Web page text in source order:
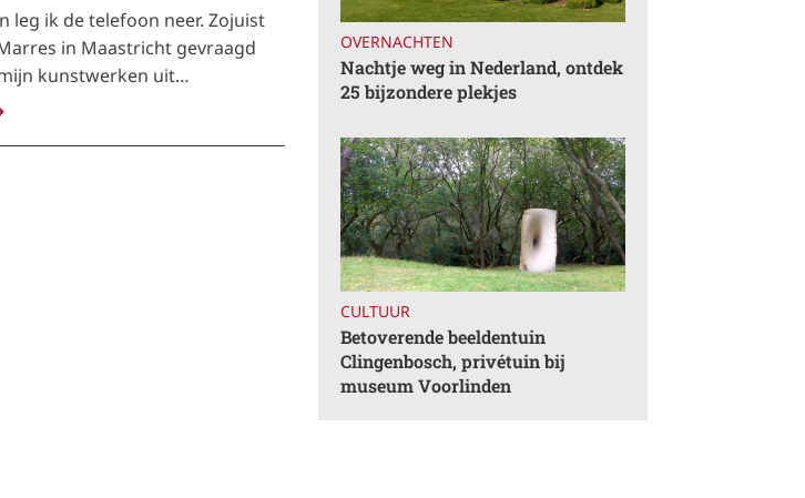
leg ik de telefoon neer. Zojuist
in Maastricht gevraagd
kunstwerken uit…
OVERNACHTEN
Nachtje weg in Nederland, ontdek
25 bijzondere plekjes
CULTUUR
Betoverende beeldentuin
Clingenbosch, privétuin bij
museum Voorlinden